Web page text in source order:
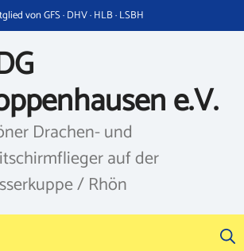
von GFS · DHV · HLB · LSBH
e.V.
Drachen- und
auf der
/ Rhön